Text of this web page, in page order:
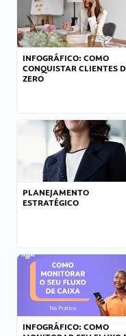
INFOGRÁFICO: COMO
CONQUISTAR CLIENTES
ZERO
PLANEJAMENTO
ESTRATÉGICO
INFOGRÁFICO: COMO